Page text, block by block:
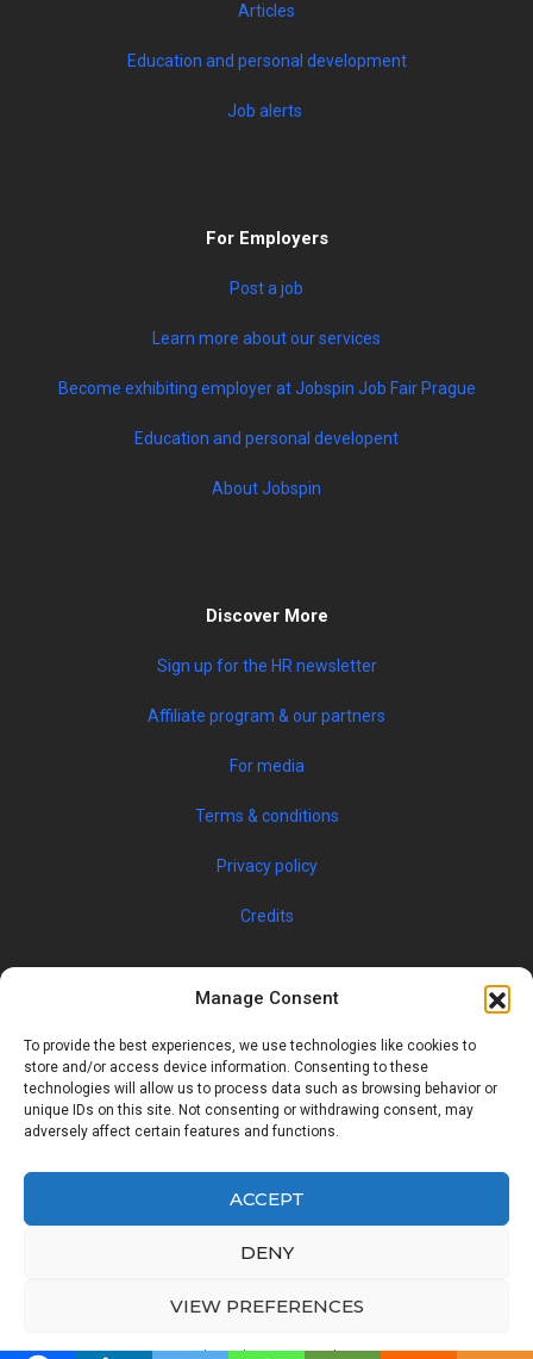
Manage Consent
To provide the best experiences, we use technologies like cookies to
store and/or access device information. Consenting to these
technologies will allow us to process data such as browsing behavior or
unique IDs on this site. Not consenting or withdrawing consent, may
adversely affect certain features and functions.
ACCEPT
DENY
VIEW PREFERENCES
Articles
Education and personal development
Job alerts
For Employers
Post a job
Learn more about our services
Become exhibiting employer at Jobspin Job Fair Prague
Education and personal developent
About Jobspin
Discover More
Sign up for the HR newsletter
Affiliate program & our partners
For media
Terms & conditions
Privacy policy
Credits
© 2019 JOBSPIN INTERNATIONAL S.R.O. — ALL RIGHTS
Facebook
TwitterGoogleLinkedin
Back